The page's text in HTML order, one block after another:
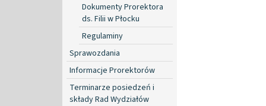
Dokumenty Prorektora
ds. Filii w Płocku
Regulaminy
Sprawozdania
Informacje Prorektorów
Terminarze posiedzeń i
składy Rad Wydziałów